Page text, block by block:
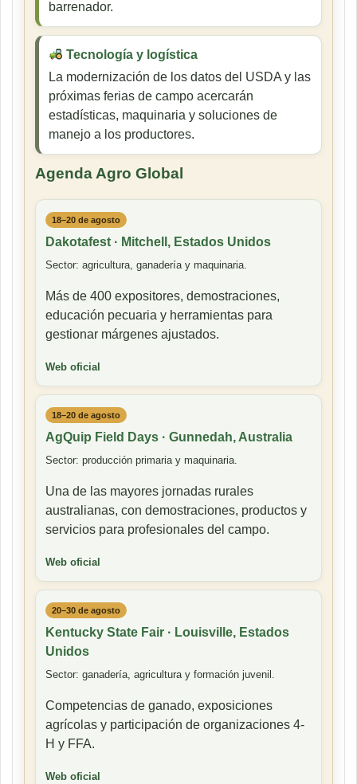
barrenador.
Tecnología y logística
La modernización de los datos del USDA y las
próximas ferias de campo acercarán
estadísticas, maquinaria y soluciones de
manejo a los productores.
Agenda Agro Global
18–20 de agosto
Dakotafest · Mitchell, Estados Unidos
Sector: agricultura, ganadería y maquinaria.
Más de 400 expositores, demostraciones,
educación pecuaria y herramientas para
gestionar márgenes ajustados.
Web oficial
18–20 de agosto
AgQuip Field Days · Gunnedah, Australia
Sector: producción primaria y maquinaria.
Una de las mayores jornadas rurales
australianas, con demostraciones, productos y
servicios para profesionales del campo.
Web oficial
20–30 de agosto
Kentucky State Fair · Louisville, Estados
Unidos
Sector: ganadería, agricultura y formación juvenil.
Competencias de ganado, exposiciones
agrícolas y participación de organizaciones 4-
H y FFA.
Web oficial